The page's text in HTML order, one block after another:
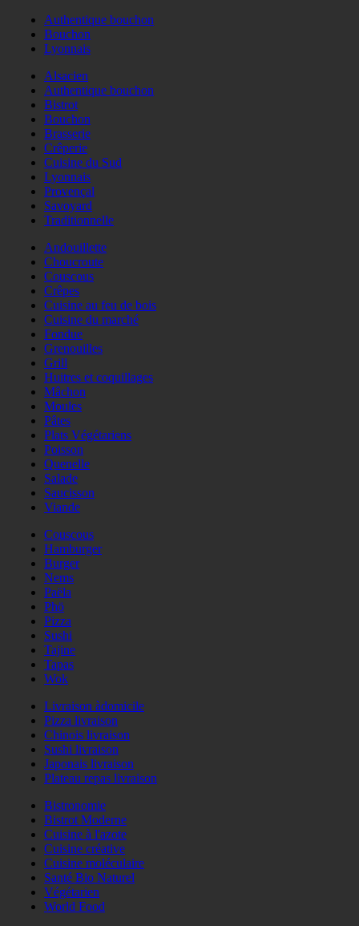
Authentique bouchon
Bouchon
Lyonnais
Alsacien
Authentique bouchon
Bistrot
Bouchon
Brasserie
Crêperie
Cuisine du Sud
Lyonnais
Provençal
Savoyard
Traditionnelle
Andouillette
Choucroute
Couscous
Crêpes
Cuisine au feu de bois
Cuisine du marché
Fondue
Grenouilles
Grill
Huitres et coquillages
Mâchon
Moules
Pâtes
Plats Végétariens
Poisson
Quenelle
Salade
Saucisson
Viande
Couscous
Hamburger
Burger
Nems
Paëla
Phö
Pizza
Sushi
Tajine
Tapas
Wok
Livraison àdomicile
Pizza livraison
Chinois livraison
Sushi livraison
Japonais livraison
Plateau repas livraison
Bistronomie
Bistrot Moderne
Cuisine à l'azote
Cuisine créative
Cuisine moléculaire
Santé Bio Naturel
Végétarien
World Food